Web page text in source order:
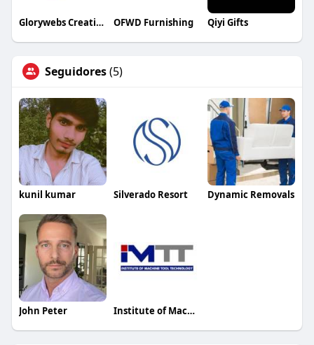
Glorywebs Creatives OFWD Furnishing Qiyi Gifts
Seguidores(5)
kunil kumar Silverado Resort Dynamic Removals
John Peter Institute of Machine Tool Technology